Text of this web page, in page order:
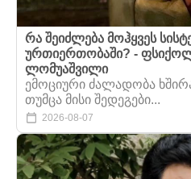
რა შეიძლება მოჰყვეს
ურთიერთობაში? -
ლომუაშვილი
ემოციური ძალადობა
თუმცა მისი შედეგები...
2026-08-07